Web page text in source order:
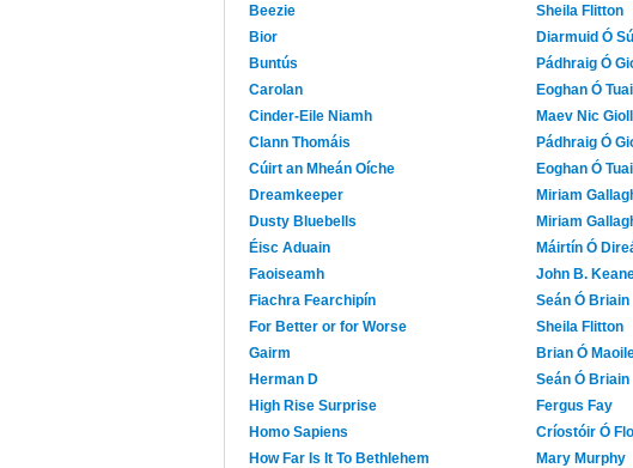
Beezie
Sheila Flitton
Bior
Diarmuid Ó
Buntús
Pádhraig Ó
Carolan
Eoghan Ó
Cinder-Eile Niamh
Maev Nic
Clann Thomáis
Pádhraig Ó
Cúirt an Mheán Oíche
Eoghan Ó
Dreamkeeper
Miriam
Dusty Bluebells
Miriam
Éisc Aduain
Máirtín Ó
Faoiseamh
John B.
Fiachra Fearchipín
Seán Ó Briain
For Better or for Worse
Sheila Flitton
Gairm
Brian Ó
Herman D
Seán Ó Briain
High Rise Surprise
Fergus Fay
Homo Sapiens
Críostóir Ó
How Far Is It To Bethlehem
Mary Murphy